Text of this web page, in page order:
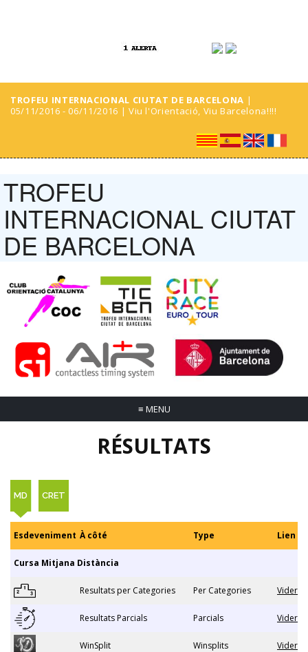
TROFEU INTERNACIONAL CIUTAT DE BARCELONA |
05/11/2016 - 06/11/2016 | Viu l'Orientació, Viu Barcelona!!!!
TROFEU
INTERNACIONAL CIUTAT
DE BARCELONA
≡ MENU
RÉSULTATS
MD CRET
Esdeveniment À côté Type Lien
Cursa Mitjana Distància
Resultats per Categories Per Categories Vider
Resultats Parcials Parcials Vider
WinSplit Winsplits
Vider